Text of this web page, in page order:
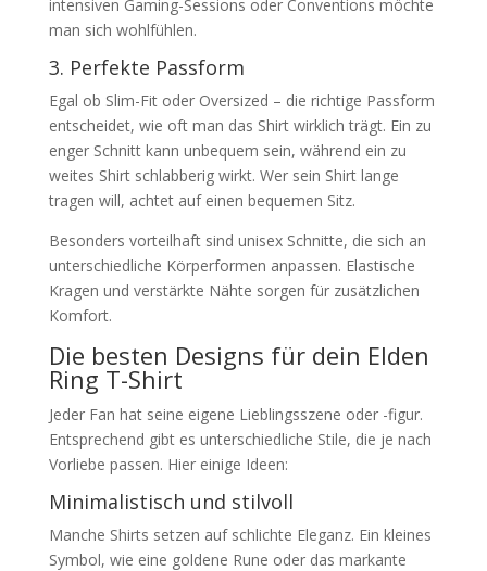
intensiven Gaming-Sessions oder Conventions möchte
man sich wohlfühlen.
3. Perfekte Passform
Egal ob Slim-Fit oder Oversized – die richtige Passform
entscheidet, wie oft man das Shirt wirklich trägt. Ein zu
enger Schnitt kann unbequem sein, während ein zu
weites Shirt schlabberig wirkt. Wer sein Shirt lange
tragen will, achtet auf einen bequemen Sitz.
Besonders vorteilhaft sind unisex Schnitte, die sich an
unterschiedliche Körperformen anpassen. Elastische
Kragen und verstärkte Nähte sorgen für zusätzlichen
Komfort.
Die besten Designs für dein Elden
Ring T-Shirt
Jeder Fan hat seine eigene Lieblingsszene oder -figur.
Entsprechend gibt es unterschiedliche Stile, die je nach
Vorliebe passen. Hier einige Ideen:
Minimalistisch und stilvoll
Manche Shirts setzen auf schlichte Eleganz. Ein kleines
Symbol, wie eine goldene Rune oder das markante